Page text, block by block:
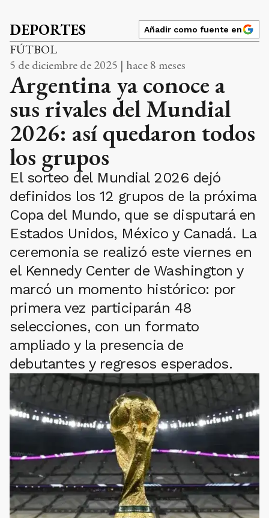
DEPORTES Añadir como fuente en
FÚTBOL
5 de diciembre de 2025 | hace 8 meses
Argentina ya conoce a
sus rivales del Mundial
2026: así quedaron todos
los grupos
El sorteo del Mundial 2026 dejó
definidos los 12 grupos de la próxima
Copa del Mundo, que se disputará en
Estados Unidos, México y Canadá. La
ceremonia se realizó este viernes en
el Kennedy Center de Washington y
marcó un momento histórico: por
primera vez participarán 48
selecciones, con un formato
ampliado y la presencia de
debutantes y regresos esperados.